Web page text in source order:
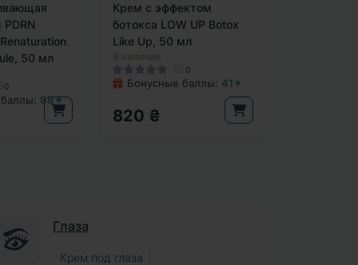
50 мл
0
88✦
Крем с эффектом
ботокса LOW UP Botox
Like Up, 50 мл
В наличии
0
Бонусные баллы: 41✦
820 ₴
Глаза
Крем под глаза